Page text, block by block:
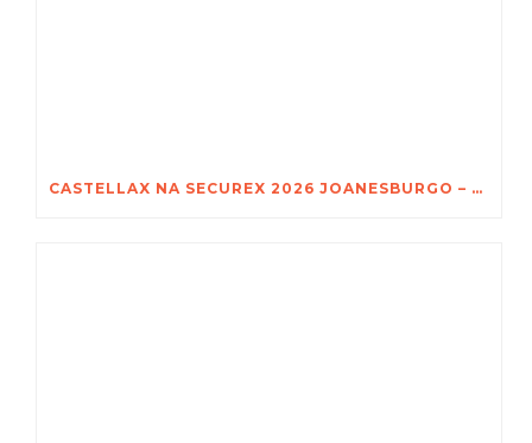
CASTELLAX NA SECUREX 2026 JOANESBURGO – DESCUBRA O PODER DO TRIO-X